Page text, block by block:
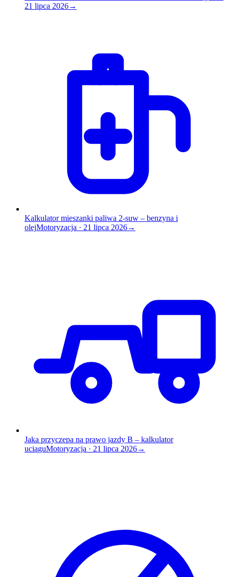
21 lipca 2026→
Kalkulator mieszanki paliwa 2-suw – benzyna i
olejMotoryzacja · 21 lipca 2026→
Jaka przyczepa na prawo jazdy B – kalkulator
uciąguMotoryzacja · 21 lipca 2026→